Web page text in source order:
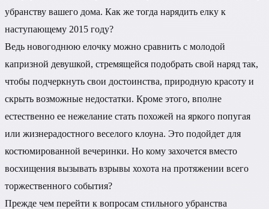
убранству вашего дома. Как же тогда нарядить елку к
наступающему 2015 году?
Ведь новогоднюю елочку можно сравнить с молодой
капризной девушкой, стремящейся подобрать свой наряд так,
чтобы подчеркнуть свои достоинства, природную красоту и
скрыть возможные недостатки. Кроме этого, вполне
естественно ее нежелание стать похожей на яркого попугая
или жизнерадостного веселого клоуна. Это подойдет для
костюмированной вечеринки. Но кому захочется вместо
восхищения вызывать взрывы хохота на протяжении всего
торжественного события?
Прежде чем перейти к вопросам стильного убранства